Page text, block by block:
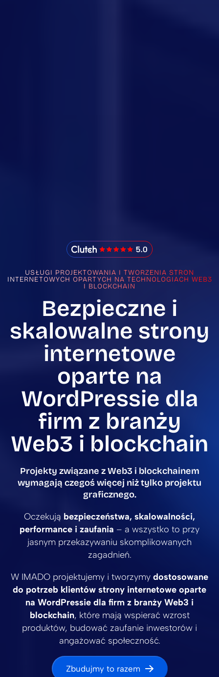
IMADO Reviews
USŁUGI PROJEKTOWANIA I TWORZENIA STRON
INTERNETOWYCH OPARTYCH NA TECHNOLOGIACH WEB3
I BLOCKCHAIN
Bezpieczne i
skalowalne strony
internetowe
oparte na
WordPressie dla
firm z branży
Web3 i blockchain
Projekty związane z Web3 i blockchainem
wymagają czegoś więcej niż tylko projektu
graficznego.
Oczekują bezpieczeństwa, skalowalności,
performance i zaufania – a wszystko to przy
jasnym przekazywaniu skomplikowanych
zagadnień.
W IMADO projektujemy i tworzymy dostosowane
do potrzeb klientów strony internetowe oparte
na WordPressie dla firm z branży Web3 i
blockchain, które mają wspierać wzrost
produktów, budować zaufanie inwestorów i
angażować społeczność.
Zbudujmy to razem